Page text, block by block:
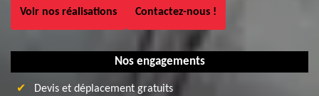
Voir nos réalisations Contactez-nous !
Nos engagements
Devis et déplacement gratuits